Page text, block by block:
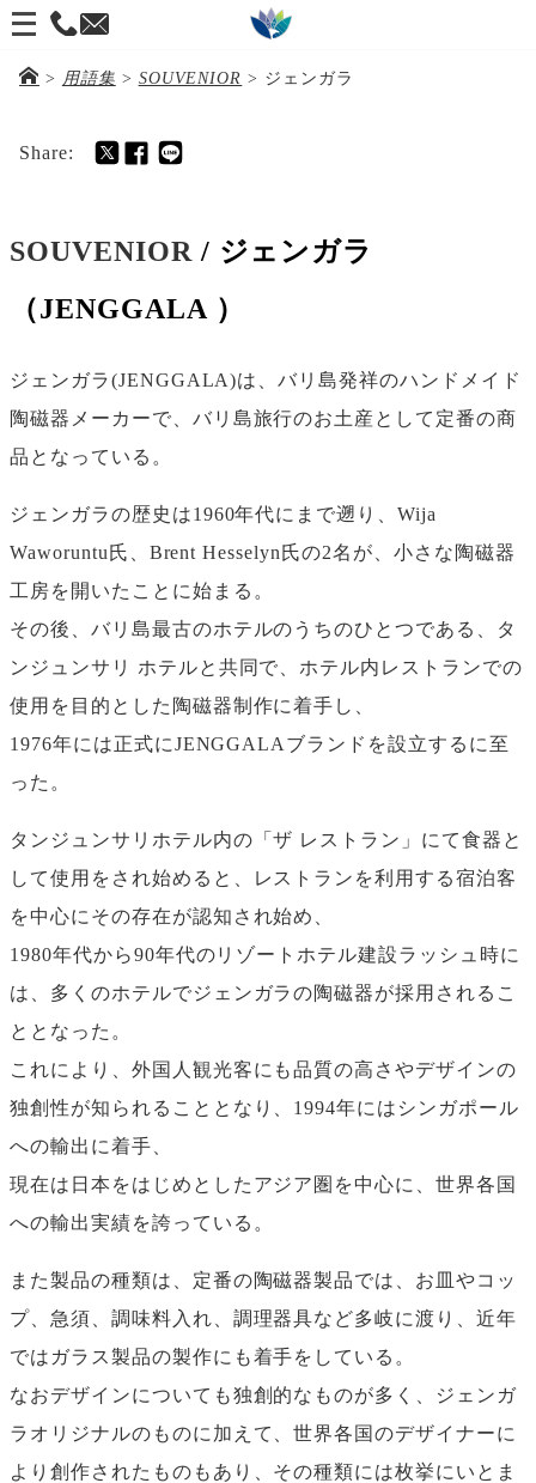
メ
く
> 用語集 > SOUVENIOR > ジェンガラ
Share:
SOUVENIOR / ジェンガラ
（JENGGALA ）
ジェンガラ(JENGGALA)は、バリ島発祥のハンドメイド
陶磁器メーカーで、バリ島旅行のお土産として定番の商
品となっている。
ジェンガラの歴史は1960年代にまで遡り、Wija
Waworuntu氏、Brent Hesselyn氏の2名が、小さな陶磁器
工房を開いたことに始まる。
その後、バリ島最古のホテルのうちのひとつである、タ
ンジュンサリ ホテルと共同で、ホテル内レストランでの
使用を目的とした陶磁器制作に着手し、
1976年には正式にJENGGALAブランドを設立するに至
った。
タンジュンサリホテル内の「ザ レストラン」にて食器と
して使用をされ始めると、レストランを利用する宿泊客
を中心にその存在が認知され始め、
1980年代から90年代のリゾートホテル建設ラッシュ時に
は、多くのホテルでジェンガラの陶磁器が採用されるこ
ととなった。
これにより、外国人観光客にも品質の高さやデザインの
独創性が知られることとなり、1994年にはシンガポール
への輸出に着手、
現在は日本をはじめとしたアジア圏を中心に、世界各国
への輸出実績を誇っている。
また製品の種類は、定番の陶磁器製品では、お皿やコッ
プ、急須、調味料入れ、調理器具など多岐に渡り、近年
ではガラス製品の製作にも着手をしている。
なおデザインについても独創的なものが多く、ジェンガ
ラオリジナルのものに加えて、世界各国のデザイナーに
より創作されたものもあり、その種類には枚挙にいとま